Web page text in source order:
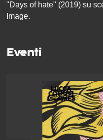
"Days of hate" (2019) su
Image.
Eventi